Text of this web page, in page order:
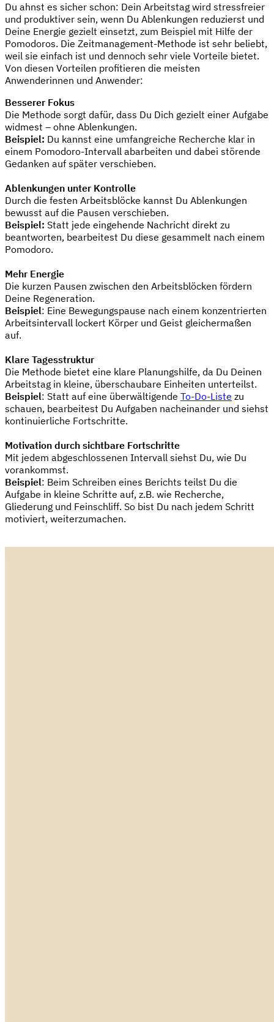
Du ahnst es sicher schon: Dein Arbeitstag wird stressfreier
und produktiver sein, wenn Du Ablenkungen reduzierst und
Deine Energie gezielt einsetzt, zum Beispiel mit Hilfe der
Pomodoros. Die Zeitmanagement-Methode ist sehr beliebt,
weil sie einfach ist und dennoch sehr viele Vorteile bietet.
Von diesen Vorteilen profitieren die meisten
Anwenderinnen und Anwender:
Besserer Fokus
Die Methode sorgt dafür, dass Du Dich gezielt einer Aufgabe
widmest – ohne Ablenkungen.
Beispiel: Du kannst eine umfangreiche Recherche klar in
einem Pomodoro-Intervall abarbeiten und dabei störende
Gedanken auf später verschieben.
Ablenkungen unter Kontrolle
Durch die festen Arbeitsblöcke kannst Du Ablenkungen
bewusst auf die Pausen verschieben.
Beispiel: Statt jede eingehende Nachricht direkt zu
beantworten, bearbeitest Du diese gesammelt nach einem
Pomodoro.
Mehr Energie
Die kurzen Pausen zwischen den Arbeitsblöcken fördern
Deine Regeneration.
Beispiel: Eine Bewegungspause nach einem konzentrierten
Arbeitsintervall lockert Körper und Geist gleichermaßen
auf.
Klare Tagesstruktur
Die Methode bietet eine klare Planungshilfe, da Du Deinen
Arbeitstag in kleine, überschaubare Einheiten unterteilst.
Beispiel: Statt auf eine überwältigende To-Do-Liste zu
schauen, bearbeitest Du Aufgaben nacheinander und siehst
kontinuierliche Fortschritte.
Motivation durch sichtbare Fortschritte
Mit jedem abgeschlossenen Intervall siehst Du, wie Du
vorankommst.
Beispiel: Beim Schreiben eines Berichts teilst Du die
Aufgabe in kleine Schritte auf, z.B. wie Recherche,
Gliederung und Feinschliff. So bist Du nach jedem Schritt
motiviert, weiterzumachen.